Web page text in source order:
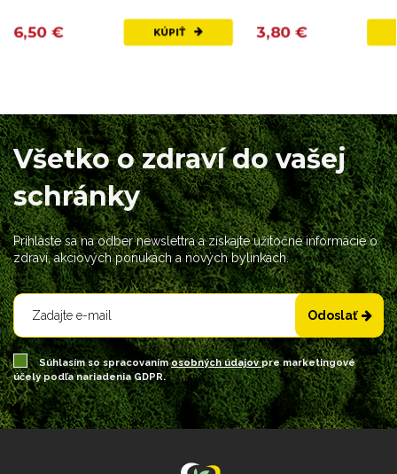
6,50 € KÚPIŤ 3,80 €
Všetko o zdraví do vašej
schránky
Prihláste sa na odber newslettra a získajte užitočné informácie o
zdraví, akciových ponukách a nových bylinkách.
Odoslať
Súhlasím so spracovanímosobných údajovpre marketingové
účely podľa nariadenia GDPR.